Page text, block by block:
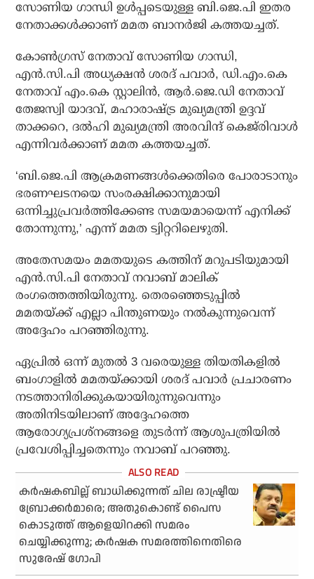
സോണിയ ഗാന്ധി ഉള്‍പ്പടെയുള്ള ബി.ജെ.പി ഇതര
നേതാക്കള്‍ക്കാണ് മമത ബാനര്‍ജി കത്തയച്ചത്.
കോണ്‍ഗ്രസ് നേതാവ് സോണിയ ഗാന്ധി,
എന്‍.സി.പി അധ്യക്ഷന്‍ ശരദ് പവാര്‍, ഡി.എം.കെ
നേതാവ് എം.കെ സ്റ്റാലിന്‍, ആര്‍.ജെ.ഡി നേതാവ്
തേജസ്വി യാദവ്, മഹാരാഷ്ട്ര മുഖ്യമന്ത്രി ഉദ്ദവ്
താക്കറെ, ദല്‍ഹി മുഖ്യമന്ത്രി അരവിന്ദ് കെജ്‌രിവാള്‍
എന്നിവര്‍ക്കാണ് മമത കത്തയച്ചത്.
‘ബി.ജെ.പി ആക്രമണങ്ങള്‍ക്കെതിരെ പോരാടാനും
ഭരണഘടനയെ സംരക്ഷിക്കാനുമായി
ഒന്നിച്ചുപ്രവര്‍ത്തിക്കേണ്ട സമയമായെന്ന് എനിക്ക്
തോന്നുന്നു,’ എന്ന് മമത ട്വിറ്ററിലെഴുതി.
അതേസമയം മമതയുടെ കത്തിന് മറുപടിയുമായി
എന്‍.സി.പി നേതാവ് നവാബ് മാലിക്
രംഗത്തെത്തിയിരുന്നു. തെരഞ്ഞെടുപ്പില്‍
മമതയ്ക്ക് എല്ലാ പിന്തുണയും നല്‍കുന്നുവെന്ന്
അദ്ദേഹം പറഞ്ഞിരുന്നു.
ഏപ്രില്‍ ഒന്ന് മുതല്‍ 3 വരെയുള്ള തിയതികളില്‍
ബംഗാളില്‍ മമതയ്ക്കായി ശരദ് പവാര്‍ പ്രചാരണം
നടത്താനിരിക്കുകയായിരുന്നുവെന്നും
അതിനിടയിലാണ് അദ്ദേഹത്തെ
ആരോഗ്യപ്രശ്‌നങ്ങളെ തുടര്‍ന്ന് ആശുപത്രിയില്‍
പ്രവേശിപ്പിച്ചതെന്നും നവാബ് പറഞ്ഞു.
കര്‍ഷകബില്ല് ബാധിക്കുന്നത് ചില രാഷ്ട്രീയ
ബ്രോക്കര്‍മാരെ; അതുകൊണ്ട് പൈസ
കൊടുത്ത് ആളെയിറക്കി സമരം
ചെയ്യിക്കുന്നു; കര്‍ഷക സമരത്തിനെതിരെ
സുരേഷ് ഗോപി